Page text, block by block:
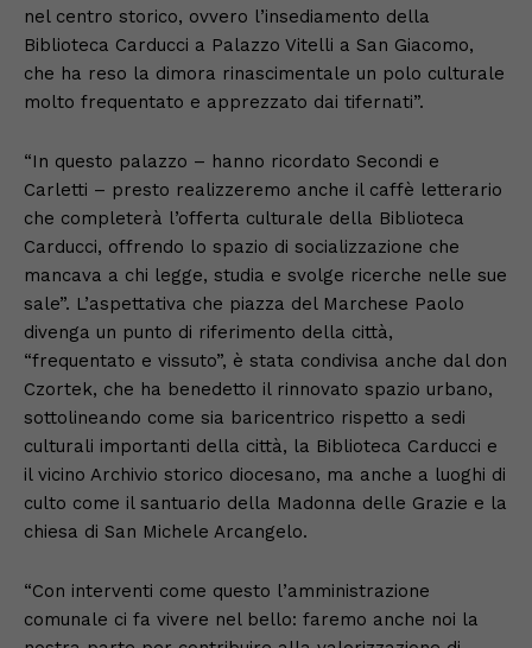
nel centro storico, ovvero l’insediamento della
Biblioteca Carducci a Palazzo Vitelli a San Giacomo,
che ha reso la dimora rinascimentale un polo culturale
molto frequentato e apprezzato dai tifernati”.
“In questo palazzo – hanno ricordato Secondi e
Carletti – presto realizzeremo anche il caffè letterario
che completerà l’offerta culturale della Biblioteca
Carducci, offrendo lo spazio di socializzazione che
mancava a chi legge, studia e svolge ricerche nelle sue
sale”. L’aspettativa che piazza del Marchese Paolo
divenga un punto di riferimento della città,
“frequentato e vissuto”, è stata condivisa anche dal don
Czortek, che ha benedetto il rinnovato spazio urbano,
sottolineando come sia baricentrico rispetto a sedi
culturali importanti della città, la Biblioteca Carducci e
il vicino Archivio storico diocesano, ma anche a luoghi di
culto come il santuario della Madonna delle Grazie e la
chiesa di San Michele Arcangelo.
“Con interventi come questo l’amministrazione
comunale ci fa vivere nel bello: faremo anche noi la